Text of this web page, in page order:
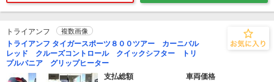
トライアンフ 複数画像
トライアンフ タイガースポーツ８００ツアー カーニバル
レッド クルーズコントロール クイックシフター トリ
プルパニア グリップヒーター
支払総額
車両価格